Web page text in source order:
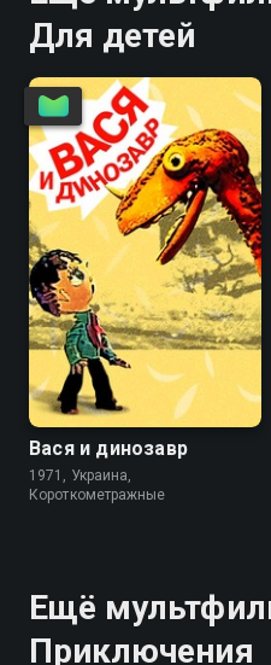
Для детей
4.8
Вася и динозавр
1971, Украина,
Короткометражные
Ещё
Приключения